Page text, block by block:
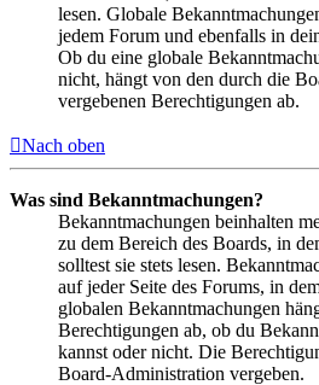
lesen. Globale
jedem Forum und ebenfalls in
Ob du eine globale
nicht, hängt von den durch die
vergebenen Berechtigungen ab.
Nach oben
Was sind Bekanntmachungen?
Bekanntmachungen beinhalten
zu dem Bereich des Boards, in
solltest sie stets lesen.
auf jeder Seite des Forums, in
globalen Bekanntmachungen
Berechtigungen ab, ob du
kannst oder nicht. Die
Board-Administration vergeben.